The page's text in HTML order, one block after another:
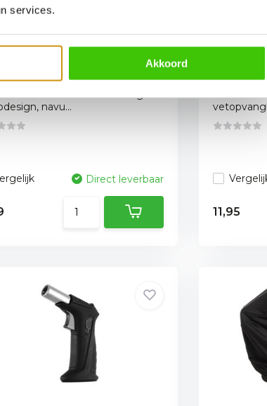
services.
Akkoord
Gasaansteker
met windproof vlam
navu...
Direct leverbaar
De
11,95